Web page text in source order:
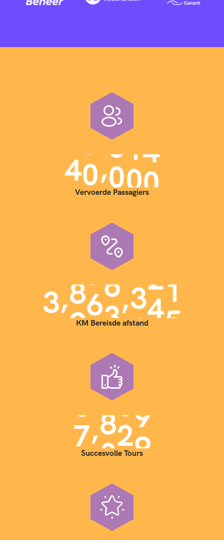
40,000
Vervoerde Passagiers
3,900,000
KM Bereisde afstand
7,000
Succesvolle Tours